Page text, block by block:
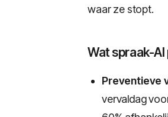
waar ze stopt.
Wat spraak-
Preventieve
vervaldag